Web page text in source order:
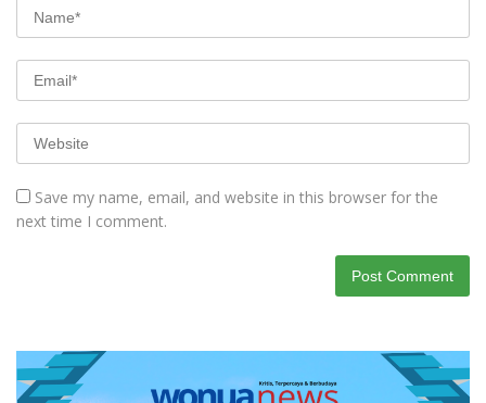
Save my name, email, and website in this browser for the
next time I comment.